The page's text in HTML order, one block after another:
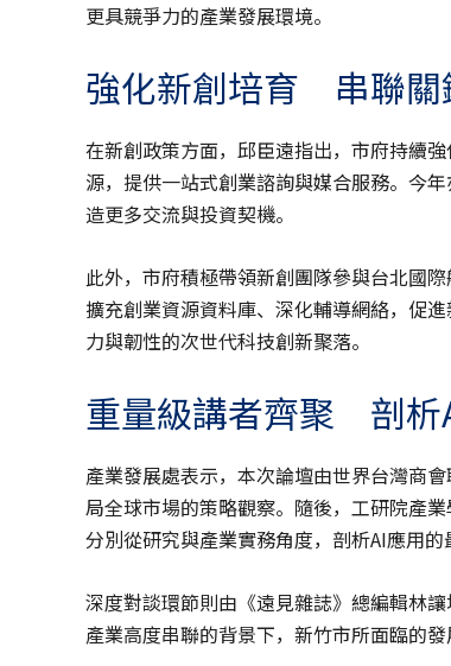
更具競爭力的產業發展環境。
強化新創培育 串聯關
在新創政策方面，邱臣遠指出，市府持續
源，提供一站式創業諮詢與媒合服務。今
造更多交流與投資契機。
此外，市府積極帶領新創團隊參與台北國
擴充創業資源資料庫、深化輔導網絡，促
力與韌性的次世代科技創新聚落。
重量級講者齊聚 剖析
產業發展處表示，本次論壇由世界台灣商
局全球市場的策略觀察。隨後，工研院產
分別從研究與產業實務角度，剖析AI應用的
深度對談環節則由《遠見雜誌》總編輯林
產業高度串聯的背景下，新竹市所面臨的發